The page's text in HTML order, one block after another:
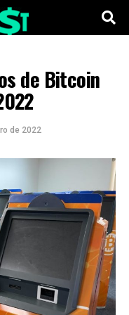
de Bitcoin
de 2022